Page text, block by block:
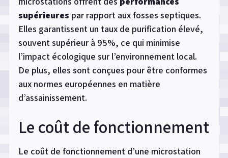
supérieures par rapport aux fosses septiques.
Elles garantissent un taux de purification élevé,
souvent supérieur à 95%, ce qui minimise
l’impact écologique sur l’environnement local.
De plus, elles sont conçues pour être conformes
aux normes européennes en matière
d’assainissement.
Le coût de fonctionnement
Le coût de fonctionnement d’une microstation